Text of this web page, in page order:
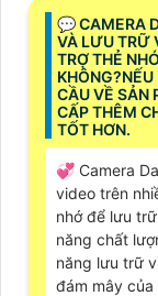
️💬 CAMERA
VÀ LƯU TRỮ
TRỢ THẺ
CẦU VỀ SẢN
CẤP THÊM
TỐT HƠN.
💞 Camera
video trên
nhớ để lưu
năng chất
năng lưu trữ
đám mây